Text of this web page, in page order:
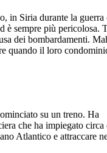
in Siria durante la
è sempre più pericolosa.
dei bombardamenti.
quando il loro
su un treno. Ha
che ha impiegato circa
Atlantico e attraccare